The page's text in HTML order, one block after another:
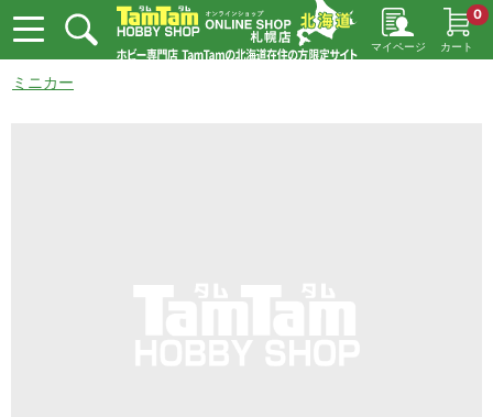
マイページ カート
0
ミニカー